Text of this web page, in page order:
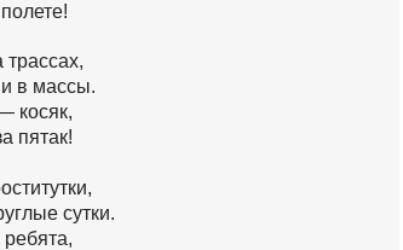
в массы.
косяк,
пятак!
сутки.